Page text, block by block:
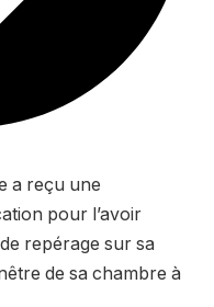
a reçu une
pour l’avoir
repérage sur sa
de sa chambre à